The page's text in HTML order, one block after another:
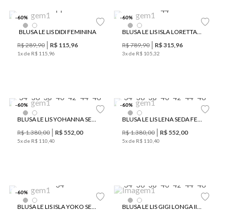
-60%
PP
BLUSA LE LIS DIDI FEMININA
R$289,90 R$ 115 96
Últimas Peças
1x de R$ 115 96
-60%
44
BLUSA LE LIS ISLA LORETTA SEDA FEMININA
R$789,90 R$315 96
Últimas Peças
3x de R$ 105 32
-60%
34 36 38 40 42 44 46
BLUSA LE LIS YOHANNA SEDA FEMININA
R$1.380,00 R$ 552 00
5x de R$ 110 40
-60%
34 36 38 40 42 44 46
BLUSA LE LIS LENA SEDA FEMININA
R$1.380,00 R$ 552 00
5x de R$ 110 40
-60%
34
BLUSA LE LIS ISLA YOKO SEDA FEMININA
34 36 38 40 42 44 46
BLUSA LE LIS GIGI LONGA II FEMININA